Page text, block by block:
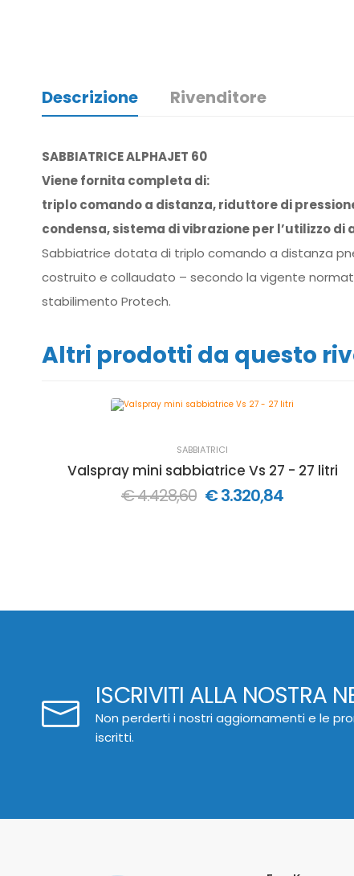
Descrizione Rivenditore
SABBIATRICE ALPHAJET 60
Viene fornita completa di:
triplo comando a distanza, riduttore di
condensa, sistema di vibrazione per l’utilizzo
Sabbiatrice dotata di triplo comando a distanza
costruito e collaudato – secondo la vigente
stabilimento Protech.
Altri prodotti da questo
SABBIATRICI
Valspray mini sabbiatrice Vs 27 - 27 litri
€ 4.428,60 € 3.320,84
ISCRIVITI ALLA NOSTRA
Non perderti i nostri aggiornamenti e le
iscritti.